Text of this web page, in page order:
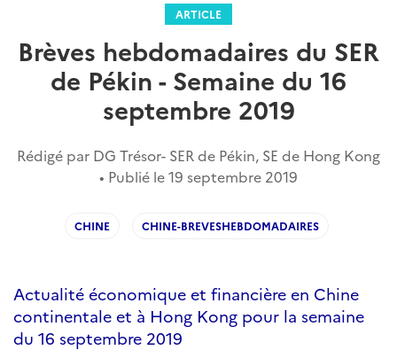
ARTICLE
Brèves hebdomadaires du SER
de Pékin - Semaine du 16
septembre 2019
Rédigé par DG Trésor- SER de Pékin, SE de Hong Kong
• Publié le19 septembre 2019
CHINE CHINE-BREVESHEBDOMADAIRES
Actualité économique et financière en Chine
continentale et à Hong Kong pour la semaine
du 16 septembre 2019